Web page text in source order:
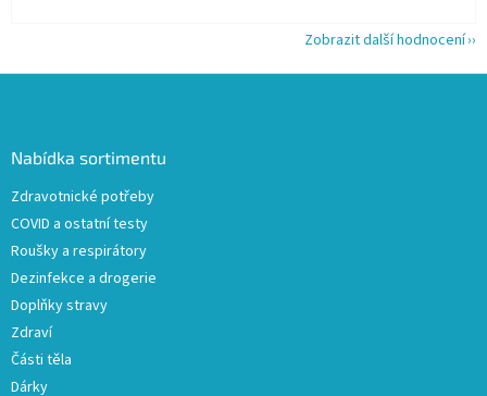
Zobrazit další hodnocení
Nabídka sortimentu
Zdravotnické potřeby
COVID a ostatní testy
Roušky a respirátory
Dezinfekce a drogerie
Doplňky stravy
Zdraví
Části těla
Dárky